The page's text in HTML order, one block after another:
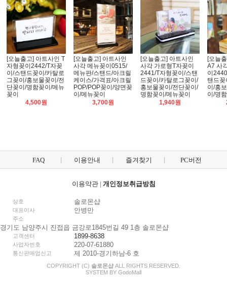
[오늘출고] 아트사인 T
자형꽂이2442/T자꽂
이/스탠드꽂이/카탈로
그꽂이/홍보물꽂이/전
단꽂이/명함꽂이/메뉴
꽂이
4,500원
[오늘출고] 아트사인
사각 메뉴꽂이0515/
메뉴판/스탠드/아크릴
케이스/가격표/아크릴
POP/POP꽂이/양면꽂
이/메뉴꽂이
3,700원
[오늘출고] 아트사인
사각 가로형T자꽂이
2441/T자형꽂이/스탠
드꽂이/카탈로그꽂이/
홍보물꽂이/전단꽂이/
명함꽂이/메뉴꽂이
1,940원
[오늘
A7 사
이
탠드
이/홍
이/명
FAQ 이용안내 즐겨찾기 PC버전
이용약관| 개인정보취급방침
상호 솔로몬샵
대표이사 안병만
주소
경기도 남양주시 진접읍 금강로1845번길 49 1층 솔로몬샵
고객센터 1899-8638
사업자번호 220-07-61880
통신판매업신고 제 2010-경기하남-6 호
COPYRIGHT (C) 솔로몬샵 ALL RIGHTS RESERVED.
SYSTEM BY GodoMall